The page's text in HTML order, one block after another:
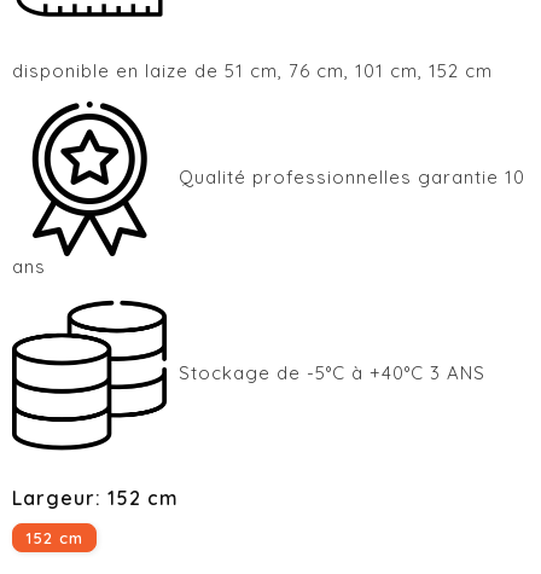
disponible en laize de 51 cm, 76 cm, 101 cm, 152 cm
Qualité professionnelles garantie 10
ans
Stockage de -5°C à +40°C 3 ANS
Largeur: 152 cm
152 cm